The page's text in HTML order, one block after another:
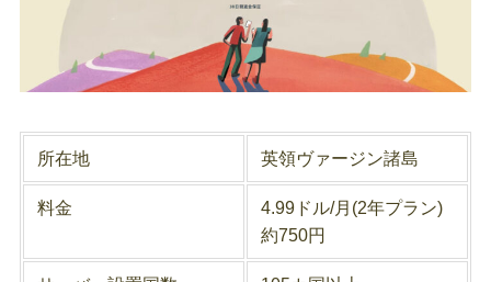
所在地 英領ヴァージン諸島
料金
4.99ドル/月(2年プラン)
約750円